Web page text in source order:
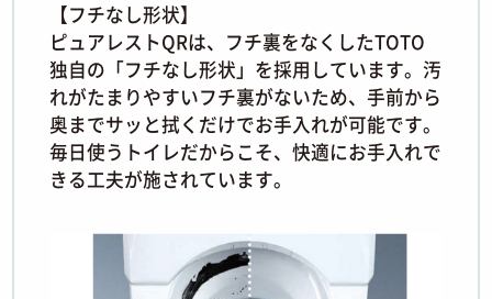
【フチなし形状】
ピュアレストQRは、フチ裏をなくしたTOTO
独自の「フチなし形状」を採用しています。汚
れがたまりやすいフチ裏がないため、手前から
奥までサッと拭くだけでお手入れが可能です。
毎日使うトイレだからこそ、快適にお手入れで
きる工夫が施されています。